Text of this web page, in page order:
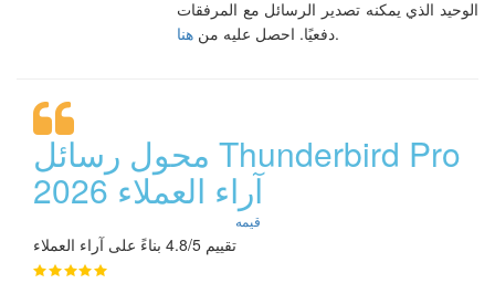
الوحيد الذي يمكنه تصدير الرسائل مع المرفقات
دفعيًا. احصل عليه من هنا .
محول رسائل Thunderbird Pro
آراء العملاء 2026
قيمه
تقييم 4.8/5 بناءً على آراء العملاء